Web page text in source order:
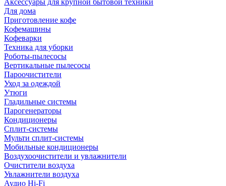
Аксессуары для крупной бытовой техники
Для дома
Приготовление кофе
Кофемашины
Кофеварки
Техника для уборки
Роботы-пылесосы
Вертикальные пылесосы
Пароочистители
Уход за одеждой
Утюги
Гладильные системы
Парогенераторы
Кондиционеры
Сплит-системы
Мульти сплит-системы
Мобильные кондиционеры
Воздухоочистители и увлажнители
Очистители воздуха
Увлажнители воздуха
Аудио Hi-Fi